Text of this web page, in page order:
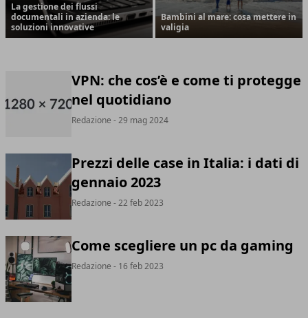
La gestione dei flussi
documentali in azienda: le
soluzioni innovative
Bambini al mare: cosa mettere in
valigia
VPN: che cos’è e come ti protegge
nel quotidiano
Redazione - 29 mag 2024
Prezzi delle case in Italia: i dati di
gennaio 2023
Redazione - 22 feb 2023
Come scegliere un pc da gaming
Redazione - 16 feb 2023